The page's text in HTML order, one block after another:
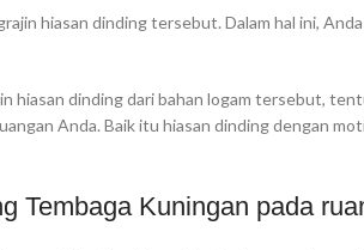
hiasan dinding tersebut. Dalam hal ini,
hiasan dinding dari bahan logam tersebut,
Anda. Baik itu hiasan dinding dengan
Tembaga Kuningan pada